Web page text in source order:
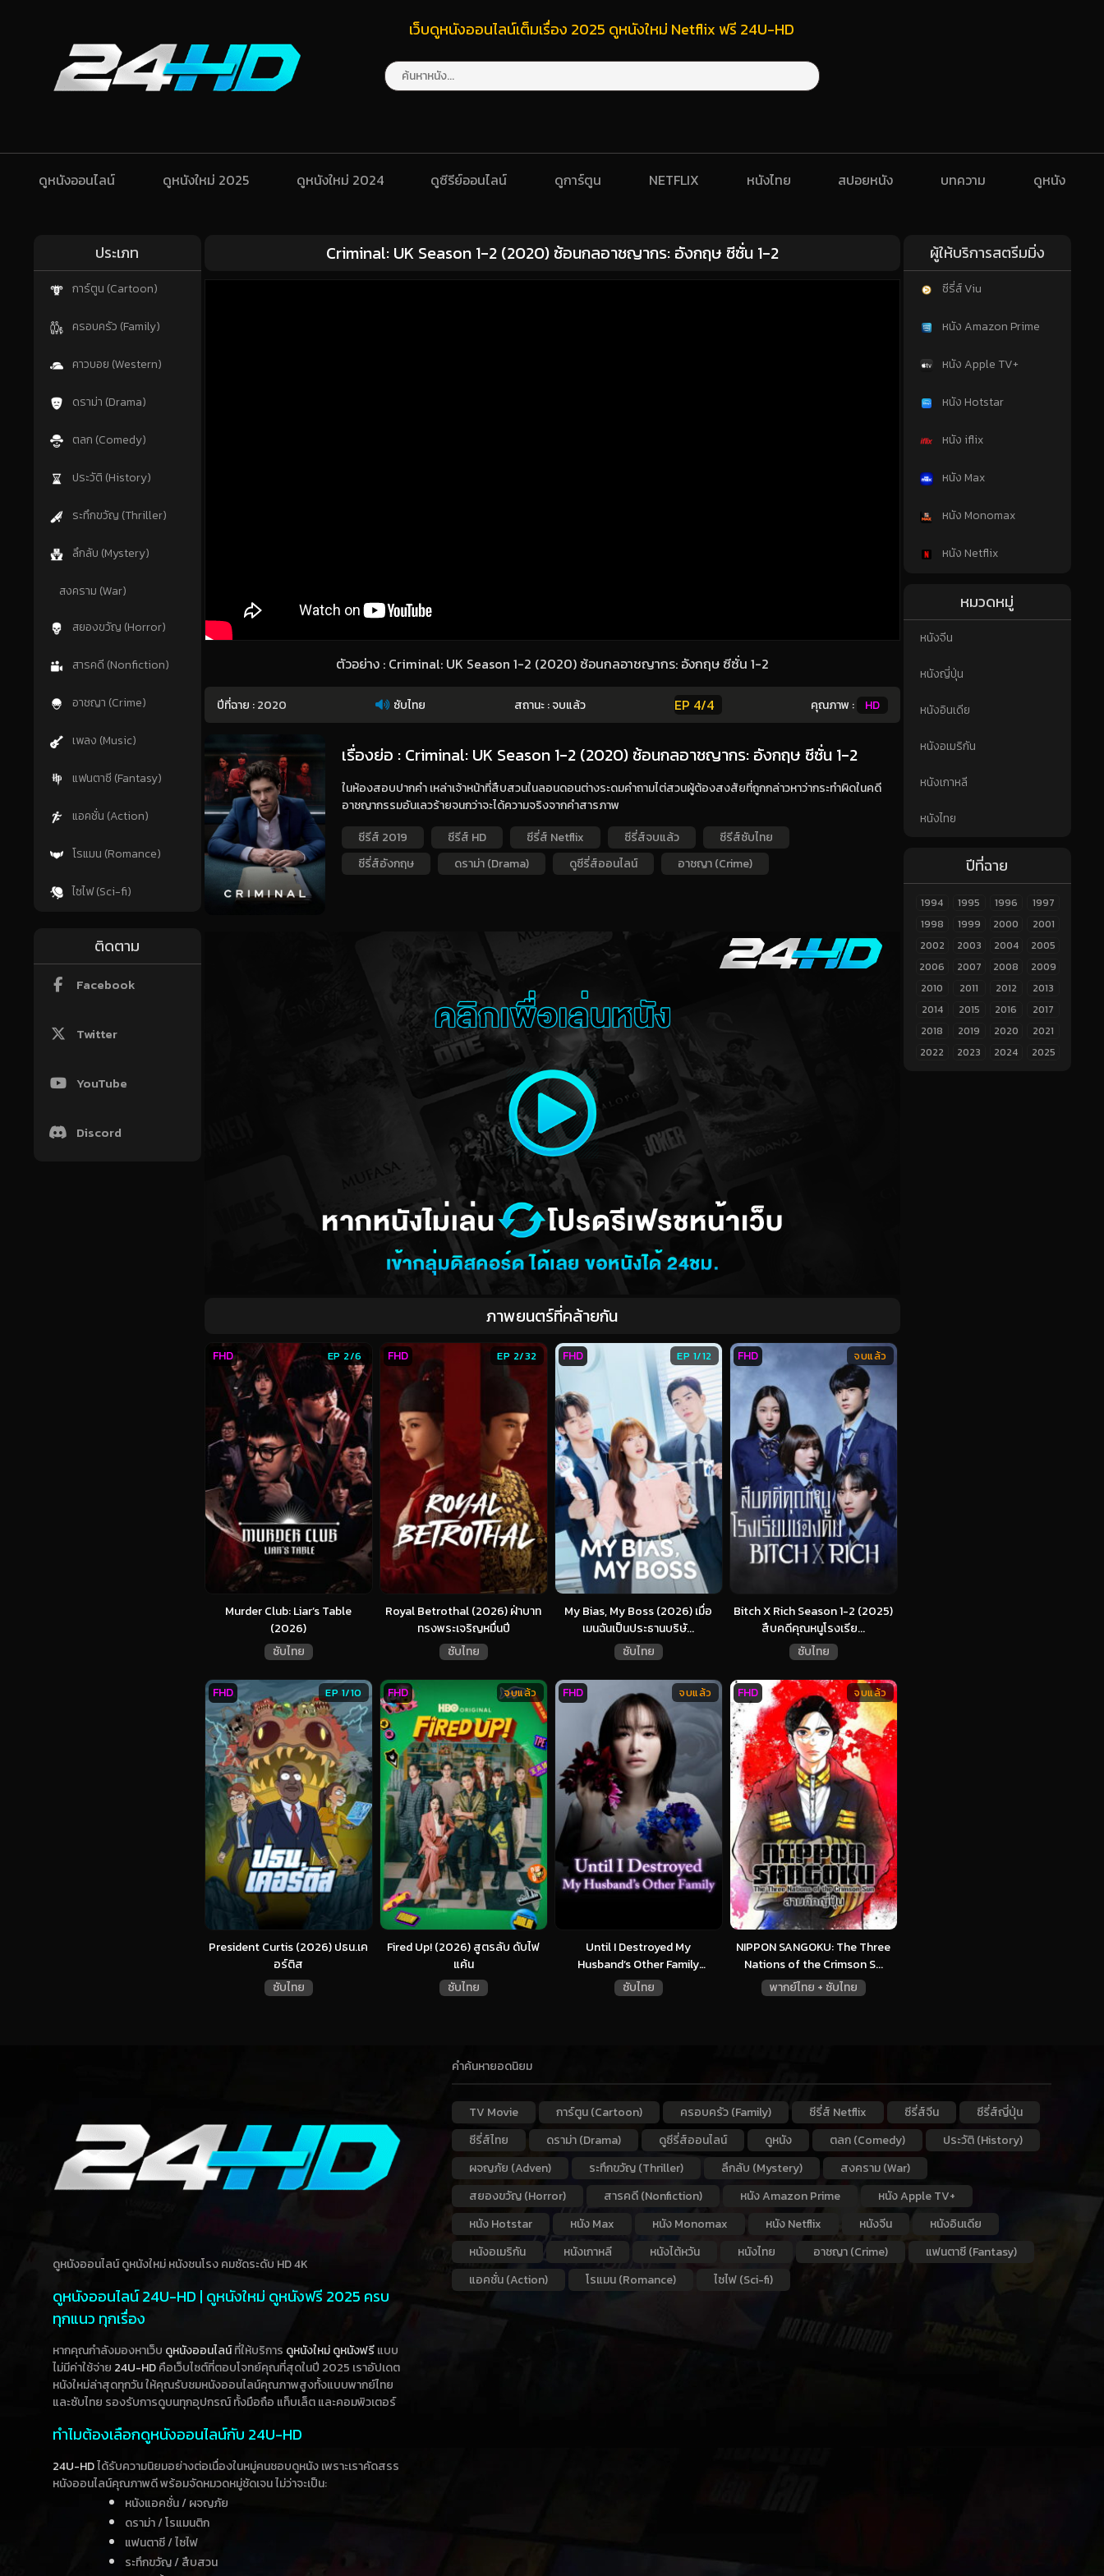
เว็บดูหนังออนไลน์เต็มเรื่อง 2025 ดูหนังใหม่ Netflix ฟรี 24U-HD
ดูหนังออนไลน์ ดูหนังใหม่ 2025 ดูหนังใหม่ 2024 ดูซีรีย์ออนไลน์ ดูการ์ตูน NETFLIX หนังไทย สปอยหนัง บทความ ดูหนัง
ประเภท
การ์ตูน (Cartoon)
ครอบครัว (Family)
คาวบอย (Western)
ดราม่า (Drama)
ตลก (Comedy)
ประวัติ (History)
ระทึกขวัญ (Thriller)
ลึกลับ (Mystery)
สงคราม (War)
สยองขวัญ (Horror)
สารคดี (Nonfiction)
อาชญา (Crime)
เพลง (Music)
แฟนตาซี (Fantasy)
แอคชั่น (Action)
โรแมน (Romance)
ไซไฟ (Sci-fi)
ติดตาม
Facebook
Twitter
YouTube
Discord
Criminal: UK Season 1-2 (2020) ซ้อนกลอาชญากร: อังกฤษ ซีซั่น 1-2
ตัวอย่าง : Criminal: UK Season 1-2 (2020) ซ้อนกลอาชญากร: อังกฤษ ซีซั่น 1-2
ปีที่ฉาย :2020 ซับไทย สถานะ : จบแล้ว EP 4/4 คุณภาพ : HD
เรื่องย่อ : Criminal: UK Season 1-2 (2020) ซ้อนกลอาชญากร: อังกฤษ ซีซั่น 1-2
ในห้องสอบปากคำ เหล่าเจ้าหน้าที่สืบสวนในลอนดอนต่างระดมคำถามไต่สวนผู้ต้องสงสัยที่ถูกกล่าวหาว่ากระทำผิดในคดี
อาชญากรรมอันเลวร้ายจนกว่าจะได้ความจริงจากคำสารภาพ
ซีรีส์ 2019
ซีรีส์ HD ซีรี่ส์ Netflix ซีรี่ส์จบแล้ว
ซีรีส์ซับไทย
ซีรี่ส์อังกฤษ
ดราม่า (Drama) ดูซีรี่ส์ออนไลน์ อาชญา (Crime)
ภาพยนตร์ที่คล้ายกัน
Murder Club: Liar’s Table
(2026)
ซับไทย
EP 2/6
FHD
Royal Betrothal (2026) ฝ่าบาท
ทรงพระเจริญหมื่นปี
ซับไทย
EP 2/32
FHD
My Bias, My Boss (2026) เมื่อ
เมนฉันเป็นประธานบริษั...
ซับไทย
EP 1/12
FHD
Bitch X Rich Season 1-2 (2025)
สืบคดีคุณหนูโรงเรีย...
ซับไทย
จบแล้ว
FHD
President Curtis (2026) ปธน.เค
อร์ติส
ซับไทย
EP 1/10
FHD
Fired Up! (2026) สูตรลับ ดับไฟ
แค้น
ซับไทย
จบแล้ว
FHD
Until I Destroyed My
Husband’s Other Family
(2024)...
ซับไทย
จบแล้ว
FHD
NIPPON SANGOKU: The Three
Nations of the Crimson S...
พากย์ไทย + ซับไทย
จบแล้ว
FHD
ผู้ให้บริการสตรีมมิ่ง
ซีรี่ส์ Viu
หนัง Amazon Prime
หนัง Apple TV+
หนัง Hotstar
หนัง iflix
หนัง Max
หนัง Monomax
หนัง Netflix
หมวดหมู่
หนังจีน
หนังญี่ปุ่น
หนังอินเดีย
หนังอเมริกัน
หนังเกาหลี
หนังไทย
ปีที่ฉาย
1994 1995 1996
1997
1998
1999 2000
2001
2002
2003 2004
2005
2006
2007 2008
2009
2010
2011 2012
2013
2014
2015 2016
2017
2018
2019 2020
2021
2022
2023 2024 2025
ดูหนังออนไลน์ ดูหนังใหม่ หนังชนโรง คมชัดระดับ HD 4K
ดูหนังออนไลน์ 24U-HD | ดูหนังใหม่ ดูหนังฟรี 2025 ครบ
ทุกแนว ทุกเรื่อง
หากคุณกำลังมองหาเว็บ ดูหนังออนไลน์ที่ให้บริการ ดูหนังใหม่ดูหนังฟรีแบบ
ไม่มีค่าใช้จ่าย 24U-HDคือเว็บไซต์ที่ตอบโจทย์คุณที่สุดในปี 2025 เราอัปเดต
หนังใหม่ล่าสุดทุกวัน ให้คุณรับชมหนังออนไลน์คุณภาพสูงทั้งแบบพากย์ไทย
และซับไทย รองรับการดูบนทุกอุปกรณ์ ทั้งมือถือ แท็บเล็ต และคอมพิวเตอร์
ทำไมต้องเลือกดูหนังออนไลน์กับ 24U-HD
24U-HDได้รับความนิยมอย่างต่อเนื่องในหมู่คนชอบดูหนัง เพราะเราคัดสรร
หนังออนไลน์คุณภาพดี พร้อมจัดหมวดหมู่ชัดเจน ไม่ว่าจะเป็น:
หนังแอคชั่น / ผจญภัย
ดราม่า / โรแมนติก
แฟนตาซี / ไซไฟ
ระทึกขวัญ / สืบสวน
คำค้นหายอดนิยม
TV Movie การ์ตูน (Cartoon) ครอบครัว (Family) ซีรี่ส์ Netflix ซีรี่ส์จีน
ซีรี่ส์ญี่ปุ่น
ซีรี่ส์ไทย
ดราม่า (Drama) ดูซีรี่ส์ออนไลน์ ดูหนัง ตลก (Comedy)
ประวัติ (History)
ผจญภัย (Adven)
ระทึกขวัญ (Thriller) ลึกลับ (Mystery)
สงคราม (War)
สยองขวัญ (Horror)
สารคดี (Nonfiction) หนัง Amazon Prime
หนัง Apple TV+
หนัง Hotstar
หนัง Max หนัง Monomax หนัง Netflix หนังจีน
หนังอินเดีย
หนังอเมริกัน
หนังเกาหลี หนังไต้หวัน หนังไทย อาชญา (Crime)
แฟนตาซี (Fantasy)
แอคชั่น (Action)
โรแมน (Romance) ไซไฟ (Sci-fi)